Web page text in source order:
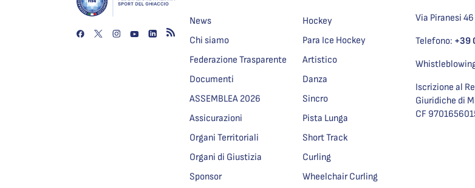
News
Chi siamo
Federazione Trasparente
Documenti
ASSEMBLEA 2026
Assicurazioni
Organi Territoriali
Organi di Giustizia
Sponsor
Hockey
Para Ice Hockey
Artistico
Danza
Sincro
Pista Lunga
Short Track
Curling
Wheelchair Curling
Via Piranesi
Telefono: +39
Iscrizione al
Giuridiche di
CF